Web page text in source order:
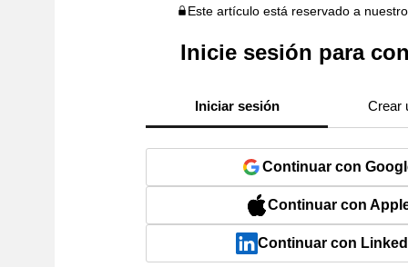
Este artículo está reservado a
Inicie sesión para
Iniciar sesión Crear
Continuar con
Continuar con
Continuar con